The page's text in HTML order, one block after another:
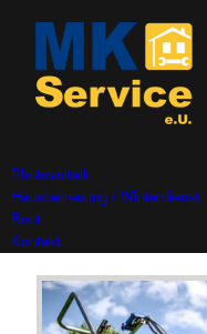
Photovoltaik
Hausbetreuung / Winterdienst
Boot
Kontakt